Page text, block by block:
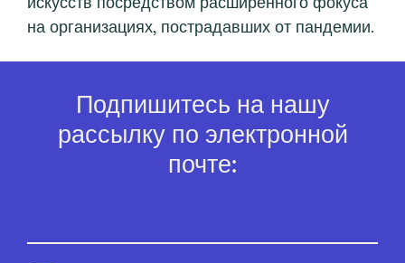
на организациях, пострадавших от пандемии.
Подпишитесь на нашу
рассылку по электронной
почте: